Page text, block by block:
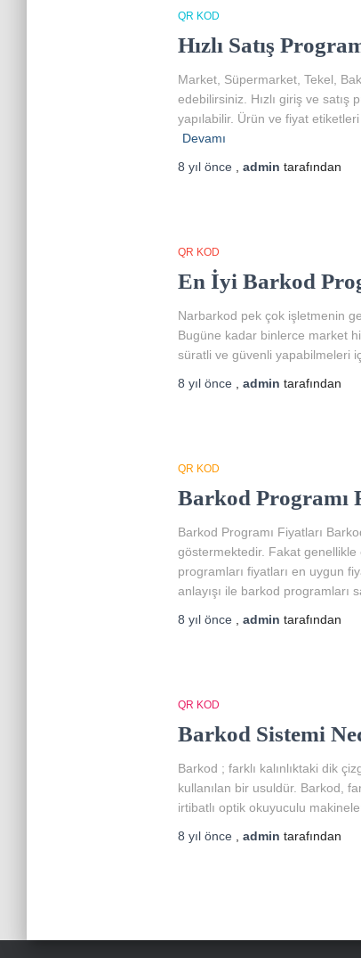
QR KOD
Hızlı Satış
Market, Süpermarket, Tekel,
edebilirsiniz. Hızlı giriş ve satış
yapılabilir. Ürün ve fiyat
Devamı
8 yılönce admin tarafından
QR KOD
En İyi Barkod
Narbarkod pek çok işletmenin
Bugüne kadar binlerce market
süratli ve güvenli yapabilmeleri
8 yılönce admin tarafından
QR KOD
Barkod Programı
Barkod Programı Fiyatları
göstermektedir. Fakat genellikle
programları fiyatları en uygun
anlayışı ile barkod programları
8 yılönce admin tarafından
QR KOD
Barkod Sistemi
Barkod ; farklı kalınlıktaki dik
kullanılan bir usuldür. Barkod,
irtibatlı optik okuyuculu
8 yılönce admin tarafından